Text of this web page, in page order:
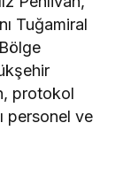
Tuğamiral
protokol
personel ve